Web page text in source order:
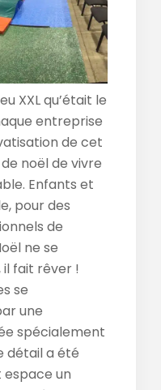
XXL qu’était le
entreprise
de cet
noël de vivre
Enfants et
pour des
de
ne se
fait rêver !
se
une
spécialement
détail a été
un